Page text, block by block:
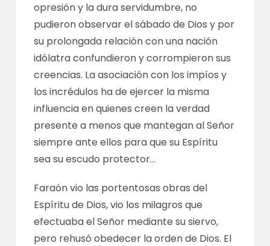
opresión y la dura servidumbre, no
pudieron observar el sábado de Dios y por
su prolongada relación con una nación
idólatra confundieron y corrompieron sus
creencias. La asociación con los impíos y
los incrédulos ha de ejercer la misma
influencia en quienes creen la verdad
presente a menos que mantegan al Señor
siempre ante ellos para que su Espíritu
sea su escudo protector…
Faraón vio las portentosas obras del
Espíritu de Dios, vio los milagros que
efectuaba el Señor mediante su siervo,
pero rehusó obedecer la orden de Dios. El